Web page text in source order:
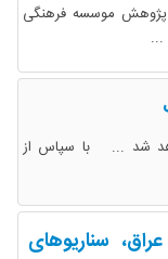
پژوهش موسسه فرهنگی
...
شد ... با سپاس از
نتایج انتخابات 2021 عراق، سناریوهای